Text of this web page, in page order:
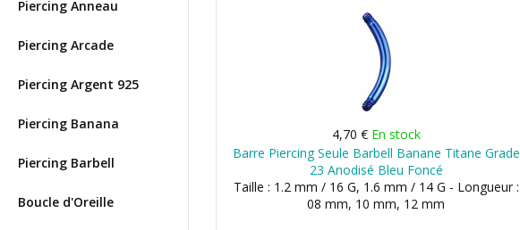
Piercing Anneau
Piercing Arcade
Piercing Argent 925
Piercing Banana
Piercing Barbell
Boucle d'Oreille
4,70 € En stock
Barre Piercing Seule Barbell Banane Titane Grade
23 Anodisé Bleu Foncé
Taille : 1.2 mm / 16 G, 1.6 mm / 14 G - Longueur :
08 mm, 10 mm, 12 mm